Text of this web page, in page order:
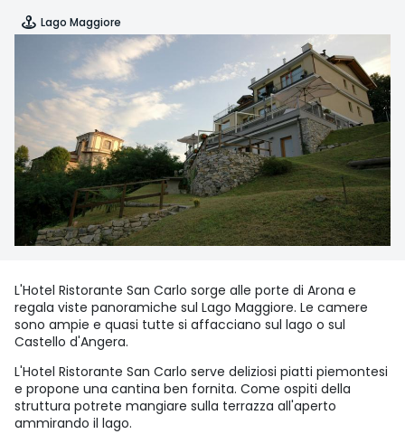
Lago Maggiore
L'Hotel Ristorante San Carlo sorge alle porte di Arona e
regala viste panoramiche sul Lago Maggiore. Le camere
sono ampie e quasi tutte si affacciano sul lago o sul
Castello d'Angera.
L'Hotel Ristorante San Carlo serve deliziosi piatti piemontesi
e propone una cantina ben fornita. Come ospiti della
struttura potrete mangiare sulla terrazza all'aperto
ammirando il lago.